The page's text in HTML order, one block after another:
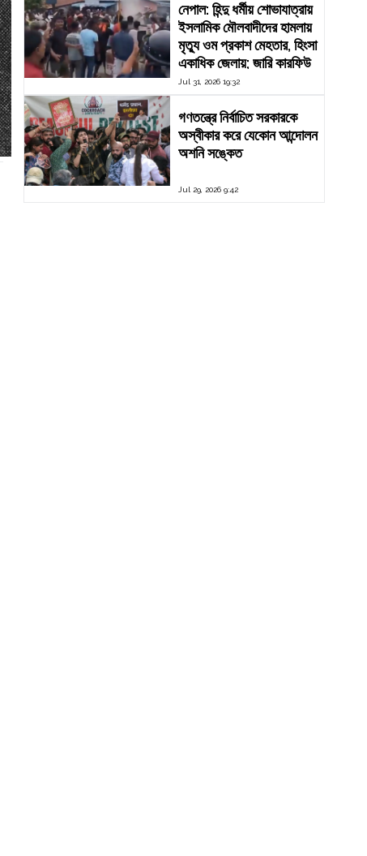
নেপাল: হিন্দু ধর্মীয় শোভাযাত্রায়
ইসলামিক মৌলবাদীদের হামলায়
মৃত্যু ওম প্রকাশ মেহতার, হিংসা
একাধিক জেলায়; জারি কারফিউ
Jul 31, 2026 19:32
গণতন্ত্রে নির্বাচিত সরকারকে
অস্বীকার করে যেকোন আন্দোলন
অশনি সঙ্কেত
Jul 29, 2026 9:42